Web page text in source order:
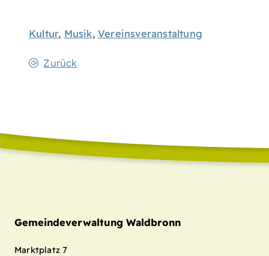
Kultur, Musik,Vereinsveranstaltung
Zurück
Gemeindeverwaltung Waldbronn
Marktplatz 7